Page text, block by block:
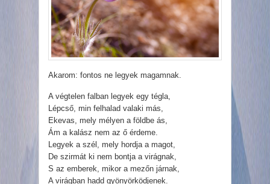
Akarom: fontos ne legyek magamnak.
A végtelen falban legyek egy tégla,
Lépcső, min felhalad valaki más,
Ekevas, mely mélyen a földbe ás,
Ám a kalász nem az ő érdeme.
Legyek a szél, mely hordja a magot,
De szirmát ki nem bontja a virágnak,
S az emberek, mikor a mezőn járnak,
A virágban hadd gyönyörködjenek.